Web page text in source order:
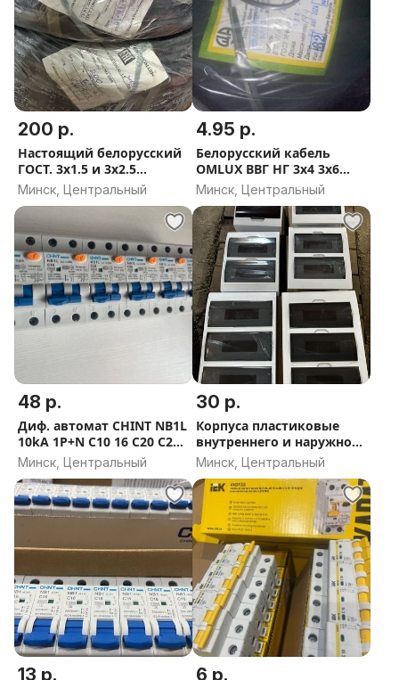
200 р.
Настоящий белорусский
ГОСТ. 3х1.5 и 3х2.5
Производитель
КОБРИНМАШ (Кобрин)
Минск, Центральный
4.95 р.
Белорусский кабель
OMLUХ ВВГ НГ 3x4 3х6
3х10 4х10 5х10 5х16 ГОСТ
Минск, Центральный
48 р.
Диф. автомат CHINT NB1L
10kA 1P+N C10 16 C20 C25
C32 C40
Минск, Центральный
30 р.
Корпуса пластиковые
внутреннего и наружного
исполнения 12 24 36
Минск, Центральный
13 р. 6 р.